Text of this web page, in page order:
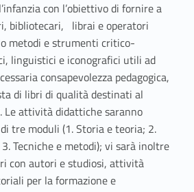
con l’obiettivo di fornire a
bibliotecari, librai e operatori
metodi e strumenti critico-
linguistici e iconografici utili ad
consapevolezza pedagogica,
di libri di qualità destinati al
Le attività didattiche saranno
tre moduli (1. Storia e teoria; 2.
Tecniche e metodi); vi sarà inoltre
con autori e studiosi, attività
per la formazione e